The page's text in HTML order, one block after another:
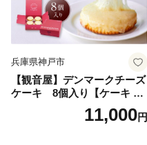
兵庫県神戸市
【観音屋】デンマークチーズ
ケーキ 8個入り【ケーキ チ
ーズケーキ 人気スイーツ お
すすめスイーツ 神戸スイー
11,000円